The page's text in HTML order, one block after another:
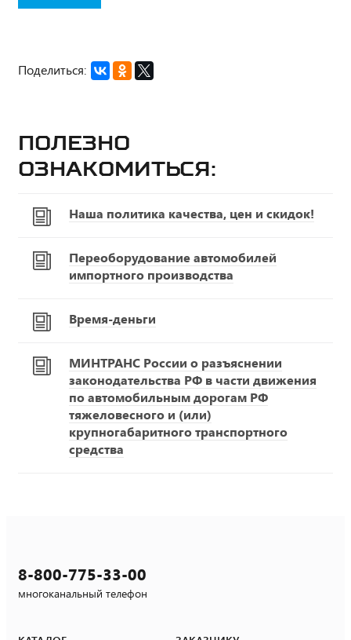
Поделиться:
Полезно
ознакомиться:
Наша политика качества, цен и скидок!
Переоборудование автомобилей
импортного производства
Время-деньги
МИНТРАНС России о разъяснении
законодательства РФ в части движения
по автомобильным дорогам РФ
тяжеловесного и (или)
крупногабаритного транспортного
средства
8-800-775-33-00
многоканальный телефон